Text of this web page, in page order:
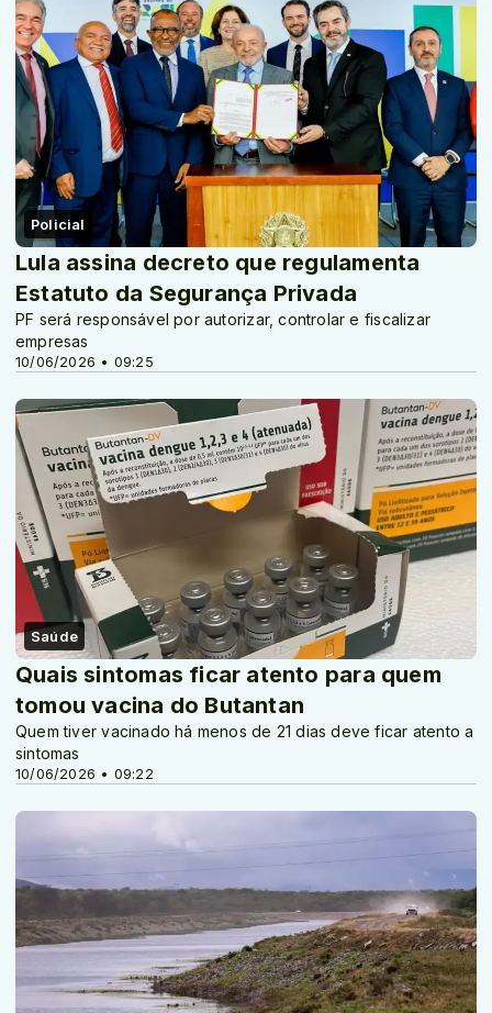
Policial
10/06/2026 • 09:25
Lula assina decreto que regulamenta
Estatuto da Segurança Privada
PF será responsável por autorizar, controlar e fiscalizar
empresas
Saúde
10/06/2026 • 09:22
Quais sintomas ficar atento para quem
tomou vacina do Butantan
Quem tiver vacinado há menos de 21 dias deve ficar atento a
sintomas